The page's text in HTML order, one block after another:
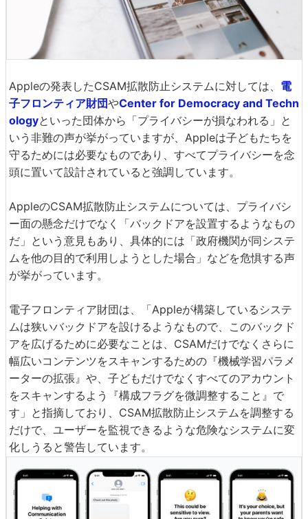
Appleの発表したCSAM拡散防止システムに対しては、 電
子フロンティア財団やCenter for Democracy and Techn
ologyといった団体から「プライバシーが損なわれる」と
いう非難の声が挙がっていますが、Appleは子どもたちを
守るためには必要なものであり、すべてプライバシーを念
頭に置いて設計されていると強調しています。
AppleのCSAM拡散防止システムについては、プライバシ
ー面の懸念だけでなく「バックドアを設置するようなもの
だ」という意見もあり、具体的には「政府機関が同システ
ムを他の目的で利用しようとした場合」などを危惧する声
が挙がっています。
電子フロンティア財団は、「Appleが構築しているシステ
ムは狭いバックドアを設けるようなもので、このバックド
アを広げるために必要なことは、CSAMだけでなくさらに
幅広いコンテンツをスキャンするための『機械学習パラメ
ーターの拡張』や、子どもだけでなくすべてのアカウント
をスキャンするよう『構成フラグを微調整すること』で
す」と指摘しており、CSAM拡散防止システムを調整する
だけで、ユーザーを監視できるような危険なシステムに変
化しうると警告しています。